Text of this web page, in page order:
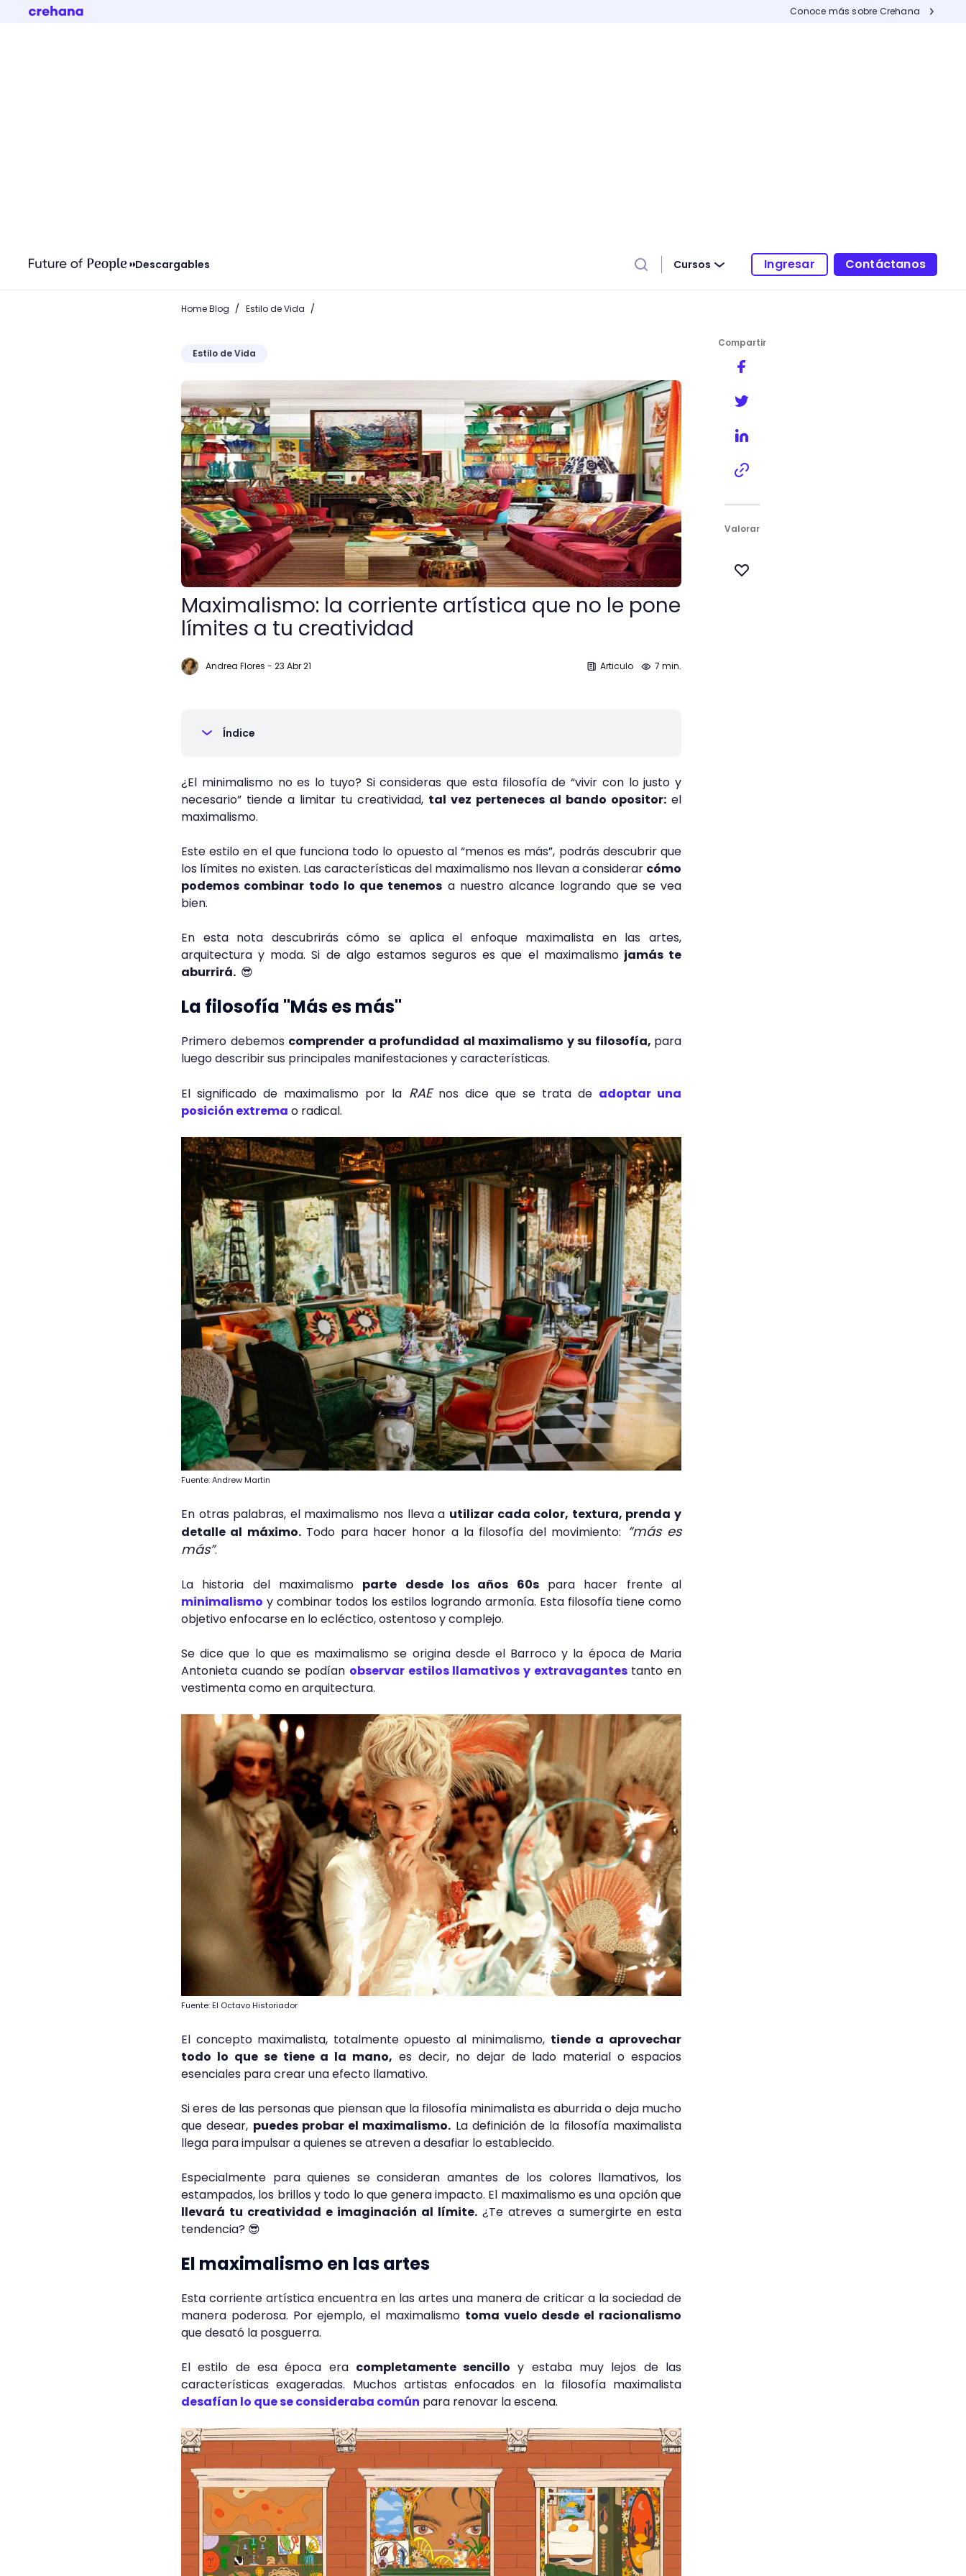
Conoce más sobre Crehana
Descargables Cursos Ingresar Contáctanos
Home Blog / Estilo de Vida /
Estilo de Vida
Maximalismo: la corriente artística que no le pone límites a tu creatividad
Maximalismo: la corriente artística que no le pone
límites a tu creatividad
Andrea Flores - 23 Abr 21 Articulo 7 min.
Índice
¿El minimalismo no es lo tuyo? Si consideras que esta filosofía de “vivir con lo justo y
necesario” tiende a limitar tu creatividad, tal vez perteneces al bando opositor: el
maximalismo.
Este estilo en el que funciona todo lo opuesto al “menos es más”, podrás descubrir que
los límites no existen. Las características del maximalismo nos llevan a considerar cómo
podemos combinar todo lo que tenemos a nuestro alcance logrando que se vea
bien.
En esta nota descubrirás cómo se aplica el enfoque maximalista en las artes,
arquitectura y moda. Si de algo estamos seguros es que el maximalismojamás te
aburrirá. 😎
La filosofía "Más es más"
Primero debemos comprender a profundidad al maximalismo y su filosofía, para
luego describir sus principales manifestaciones y características.
El significado de maximalismo por la RAEnos dice que se trata de adoptar una
posición extrema o radical.
Fuente: Andrew Martin
En otras palabras, el maximalismo nos lleva a utilizar cada color, textura, prenda y
detalle al máximo.Todo para hacer honor a la filosofía del movimiento: “más es
más”.
La historia del maximalismo parte desde los años 60spara hacer frente al
minimalismo y combinar todos los estilos logrando armonía. Esta filosofía tiene como
objetivo enfocarse en lo ecléctico, ostentoso y complejo.
Se dice que lo que es maximalismo se origina desde el Barroco y la época de Maria
Antonieta cuando se podían observar estilos llamativos y extravagantestanto en
vestimenta como en arquitectura.
Fuente: El Octavo Historiador
El concepto maximalista, totalmente opuesto al minimalismo, tiende a aprovechar
todo lo que se tiene a la mano, es decir, no dejar de lado material o espacios
esenciales para crear una efecto llamativo.
Si eres de las personas que piensan que la filosofía minimalista es aburrida o deja mucho
que desear, puedes probar el maximalismo. La definición de la filosofía maximalista
llega para impulsar a quienes se atreven a desafiar lo establecido.
Especialmente para quienes se consideran amantes de los colores llamativos, los
estampados, los brillos y todo lo que genera impacto. El maximalismo es una opción que
llevará tu creatividad e imaginación al límite. ¿Te atreves a sumergirte en esta
tendencia? 😎
El maximalismo en las artes
Esta corriente artística encuentra en las artes una manera de criticar a la sociedad de
manera poderosa. Por ejemplo, el maximalismo toma vuelo desde el racionalismo
que desató la posguerra.
El estilo de esa época era completamente sencillo y estaba muy lejos de las
características exageradas. Muchos artistas enfocados en la filosofía maximalista
desafían lo que se consideraba común para renovar la escena.
Compartir
Valorar